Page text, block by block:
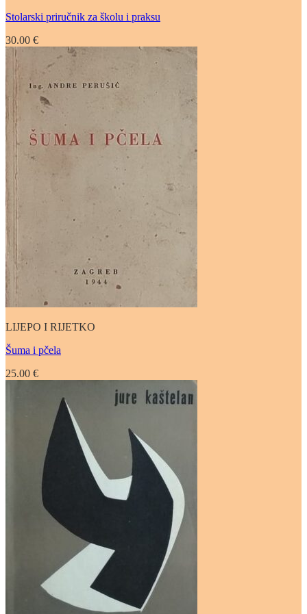
Stolarski priručnik za školu i praksu
30.00 €
LIJEPO I RIJETKO
Šuma i pčela
25.00 €